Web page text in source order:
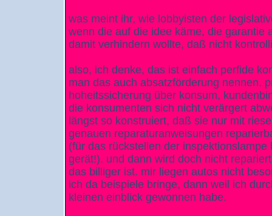
was meint ihr, wie lobbyisten der
wenn die auf die idee käme, die garantie
damit verhindern wollte, daß nicht
also, ich denke, das ist einfach perfide
man das auch absatzförderung nennen.
hoheitssicherung über konsum,
die konsumenten sich nicht verärgert
längst so konstruiert, daß sie nur mit
genauen reparaturanweisungen
(für das rückstellen der
gerät!). und dann wird doch nicht
das billiger ist. mir liegen autos nicht
ich da beispiele bringe, dann weil ich
kleinen einblick gewonnen habe.